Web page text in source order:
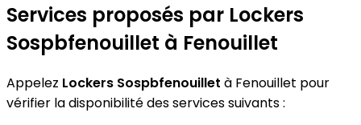
Services proposés par Lockers
Sospbfenouillet à Fenouillet
Appelez Lockers Sospbfenouillet à Fenouillet pour
vérifier la disponibilité des services suivants :